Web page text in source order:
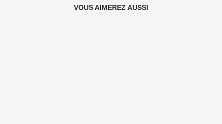
VOUS AIMEREZ AUSSI